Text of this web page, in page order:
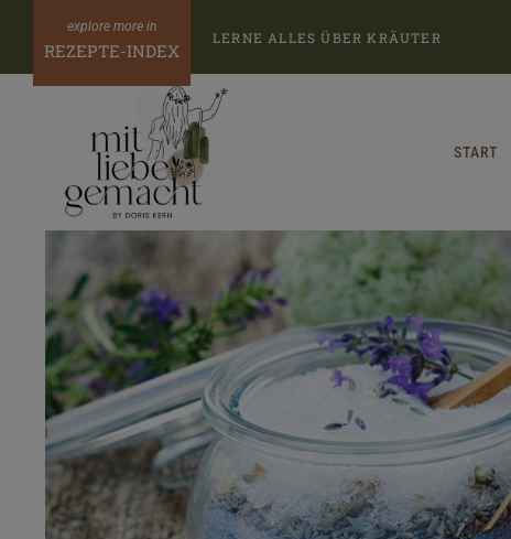
Inhalt
springen
REZEPTE-INDEX
LERNE ALLES ÜBER KRÄUTER
START